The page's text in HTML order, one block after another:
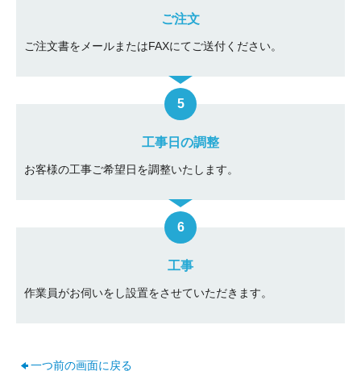
ご注文
ご注文書をメールまたはFAXにてご送付ください。
工事日の調整
お客様の工事ご希望日を調整いたします。
工事
作業員がお伺いをし設置をさせていただきます。
一つ前の画面に戻る